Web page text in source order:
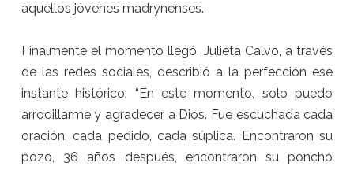
aquellos jóvenes madrynenses.
Finalmente el momento llegó. Julieta Calvo, a través
de las redes sociales, describió a la perfección ese
instante histórico: “En este momento, solo puedo
arrodillarme y agradecer a Dios. Fue escuchada cada
oración, cada pedido, cada súplica. Encontraron su
pozo, 36 años después, encontraron su poncho